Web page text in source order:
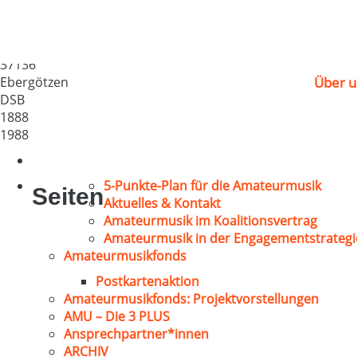
Über
37136
Ebergötzen
DSB
1888
1988
Seiten5-Punkte-Plan für die Amateurmusik
Aktuelles & Kontakt
Amateurmusik im Koalitionsvertrag
Amateurmusik in der
Amateurmusikfonds
Postkartenaktion
Amateurmusikfonds: Projektvorstellungen
AMU – Die 3 PLUS
Ansprechpartner*innen
ARCHIV